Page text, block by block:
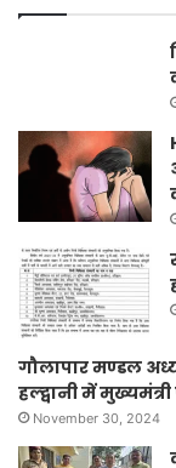
गौलापार मण्डल
हल्द्वानी में
November 30, 2024